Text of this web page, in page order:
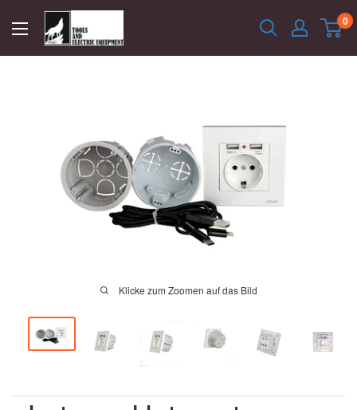
zum
Inhalt
Latrans 0
Klicke zum Zoomen auf das Bild